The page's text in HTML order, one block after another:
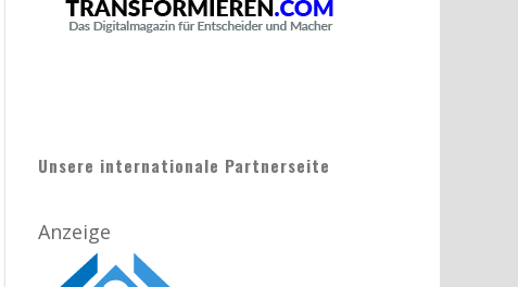
Unsere internationale Partnerseite
Anzeige